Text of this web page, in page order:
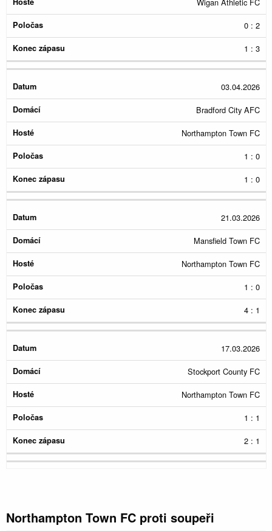
0 : 2
1 : 3
03.04.2026
Bradford City AFC
Northampton Town FC
1 : 0
1 : 0
21.03.2026
Mansfield Town FC
Northampton Town FC
1 : 0
4 : 1
17.03.2026
Stockport County FC
Northampton Town FC
1 : 1
2 : 1
Northampton Town FC proti soupeři